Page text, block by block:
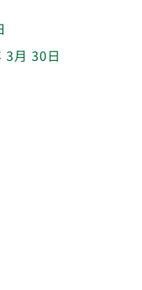
3月 30日